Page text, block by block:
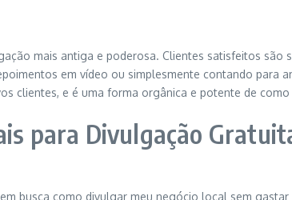
mais antiga e poderosa. Clientes satisfeitos
em vídeo ou simplesmente contando para
clientes, e é uma forma orgânica e potente de
para Divulgação
busca como divulgar meu negócio local sem